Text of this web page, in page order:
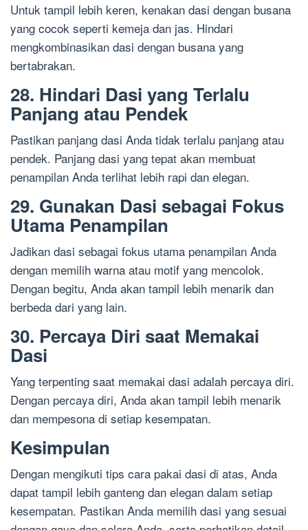
Untuk tampil lebih keren, kenakan dasi dengan busana
yang cocok seperti kemeja dan jas. Hindari
mengkombinasikan dasi dengan busana yang
bertabrakan.
28. Hindari Dasi yang Terlalu
Panjang atau Pendek
Pastikan panjang dasi Anda tidak terlalu panjang atau
pendek. Panjang dasi yang tepat akan membuat
penampilan Anda terlihat lebih rapi dan elegan.
29. Gunakan Dasi sebagai Fokus
Utama Penampilan
Jadikan dasi sebagai fokus utama penampilan Anda
dengan memilih warna atau motif yang mencolok.
Dengan begitu, Anda akan tampil lebih menarik dan
berbeda dari yang lain.
30. Percaya Diri saat Memakai
Dasi
Yang terpenting saat memakai dasi adalah percaya diri.
Dengan percaya diri, Anda akan tampil lebih menarik
dan mempesona di setiap kesempatan.
Kesimpulan
Dengan mengikuti tips cara pakai dasi di atas, Anda
dapat tampil lebih ganteng dan elegan dalam setiap
kesempatan. Pastikan Anda memilih dasi yang sesuai